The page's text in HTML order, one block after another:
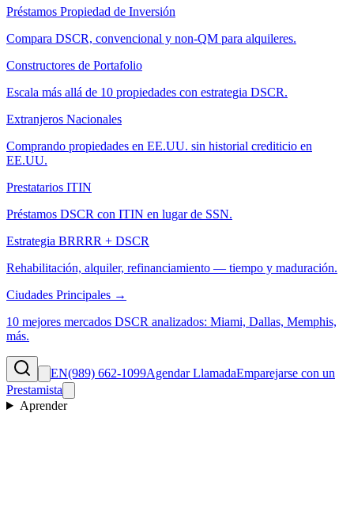
Préstamos Propiedad de Inversión
Compara DSCR, convencional y non-QM para alquileres.
Constructores de Portafolio
Escala más allá de 10 propiedades con estrategia DSCR.
Extranjeros Nacionales
Comprando propiedades en EE.UU. sin historial crediticio en
EE.UU.
Prestatarios ITIN
Préstamos DSCR con ITIN en lugar de SSN.
Estrategia BRRRR + DSCR
Rehabilitación, alquiler, refinanciamiento — tiempo y maduración.
Ciudades Principales →
10 mejores mercados DSCR analizados: Miami, Dallas, Memphis,
más.
EN(989) 662-1099Agendar LlamadaEmparejarse con un
Prestamista
Aprender